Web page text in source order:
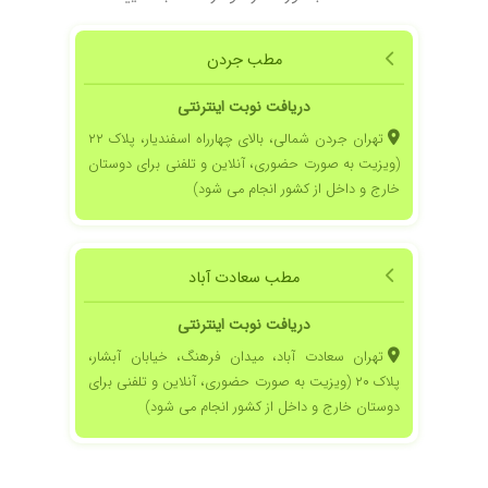
نجات داد.
شخصیت بسیار آرامش بخش و علم به روز دکتر
موسوی قابل ستایش است
عالی عالی .تشکر
بسیار خوب رضایت داشتم
سلام از درمان دکتر آزاده موسوی جهت افسردگی
بسیار خوبی دریافت کردیم
پبشنهاد می کنم .بی نهایت کاردان و باتجربه هستند
خوب و عالی
جهت مشکلات با همسرم خدمتشون رسیده بودم از
نتیجه جلسات روانشناسی راضی بودم ممنون از نظم
مطب جردن
دریافت نوبت اینترنتی
تهران جردن شمالی، بالای چهارراه اسفندیار، پلاک ۲۲
(ویزیت به صورت حضوری، آنلاین و تلفنی برای دوستان
خارج و داخل از کشور انجام می شود)
مطب سعادت آباد
دریافت نوبت اینترنتی
تهران سعادت آباد، میدان فرهنگ، خیابان آبشار،
پلاک ۲۰ (ویزیت به صورت حضوری، آنلاین و تلفنی برای
دوستان خارج و داخل از کشور انجام می شود)